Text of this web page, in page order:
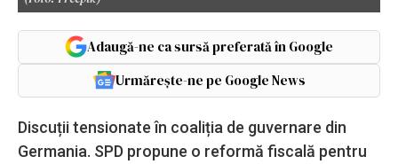
Adaugă-ne ca sursă preferată în Google
Urmărește-ne pe Google News
Discuții tensionate în coaliția de guvernare din
Germania. SPD propune o reformă fiscală pentru